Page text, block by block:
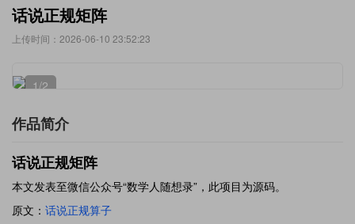
话说正规矩阵
上传时间：2026-06-10 23:52:23
1/2
作品简介
话说正规矩阵
本文发表至微信公众号“数学人随想录”，此项目为源码。
原文： 话说正规算子